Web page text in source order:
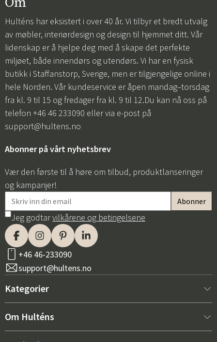
Hulténs har eksistert i over 40 år. Vi tilbyr et bredt utvalg
av møbler, interiørdesign og design til hjemmet ditt. Vår
lidenskap er å hjelpe deg med å skape det perfekte
miljøet, både innendørs og utendørs. Vi har en fysisk
butikk i Staffanstorp, Sverige, men er tilgjengelige online i
hele Norden. Vår kundeservice er åpen mandag–torsdag
fra kl. 9 til 15 og fredager fra kl. 9 til 12.Du kan nå oss på
telefon +46 46 233090 eller via e-post på
support@hultens.no
Abonner på vårt nyhetsbrev
Vær den første til å høre om tilbud, produktlanseringer
og kampanjer!
Jeg godtarvilkårene og betingelsene
+46 46-233090
support@hultens.no
Kategorier
Nytt hos oss
Om Hulténs